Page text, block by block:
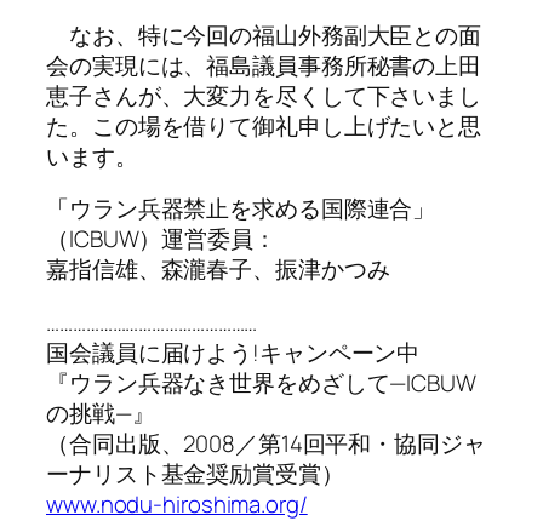
なお、特に今回の福山外務副大臣との面
会の実現には、福島議員事務所秘書の上田
恵子さんが、大変力を尽くして下さいまし
た。この場を借りて御礼申し上げたいと思
います。
「ウラン兵器禁止を求める国際連合」
（ICBUW）運営委員：
嘉指信雄、森瀧春子、振津かつみ
…………………………………………
国会議員に届けよう!キャンペーン中
『ウラン兵器なき世界をめざして—ICBUW
の挑戦—』
（合同出版、2008／第14回平和・協同ジャ
ーナリスト基金奨励賞受賞）
www.nodu-hiroshima.org/